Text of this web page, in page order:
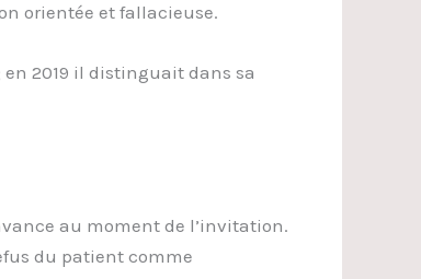
orientée et fallacieuse.
2019 il distinguait dans sa
au moment de l’invitation.
du patient comme